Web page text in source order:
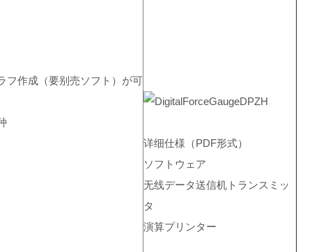
フ作成（要别売ソフト）が可
详细仕様（PDF形式）
ソフトウェア
无线データ送信机トランスミッ
タ
演算プリンター